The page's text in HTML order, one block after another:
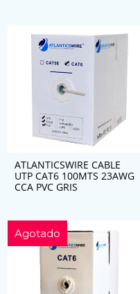
ATLANTICSWIRE CABLE
UTP CAT6 100MTS 23AWG
CCA PVC GRIS
Agotado